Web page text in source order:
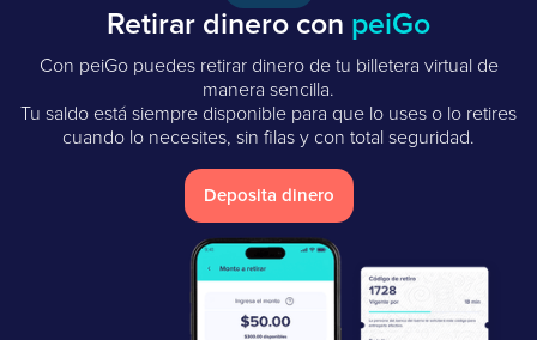
Retirar dinero con peiGo
Con peiGo puedes retirar dinero de tu billetera virtual de
manera sencilla.
Tu saldo está siempre disponible para que lo uses o lo retires
cuando lo necesites, sin filas y con total seguridad.
Deposita dinero